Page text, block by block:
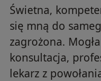
Świetna,
się mną do
zagrożona.
konsultacja,
lekarz z